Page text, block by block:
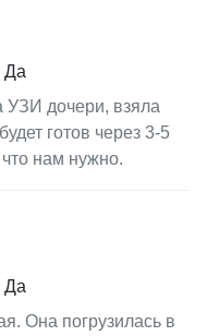
Да
дочери, взяла
готов через 3-5
нам нужно.
Да
Она погрузилась в